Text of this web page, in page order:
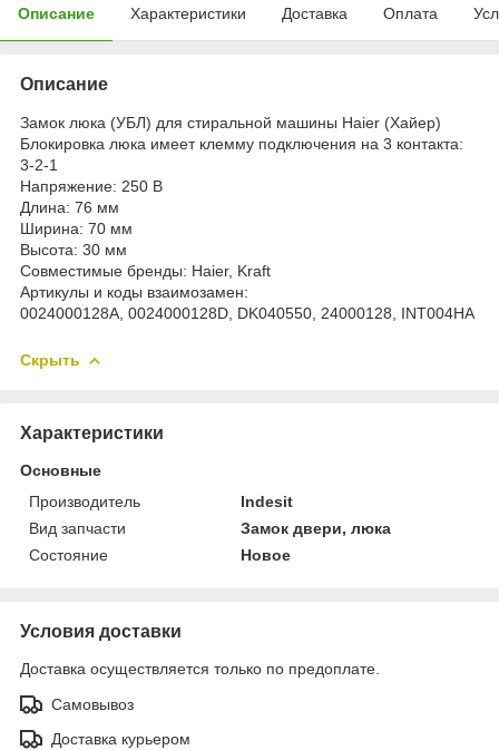
Описание Характеристики Доставка Оплата
Описание
Замок люка (УБЛ) для стиральной машины Haier (Хайер)
Блокировка люка имеет клемму подключения на 3 контакта:
3-2-1
Напряжение: 250 В
Длина: 76 мм
Ширина: 70 мм
Высота: 30 мм
Совместимые бренды: Haier, Kraft
Артикулы и коды взаимозамен:
0024000128A, 0024000128D, DK040550, 24000128, INT004HA
Скрыть
Характеристики
Основные
Производитель
Indesit
Вид запчасти
Замок двери, люка
Состояние
Новое
Условия доставки
Доставка осуществляется только по предоплате.
Самовывоз
Доставка курьером